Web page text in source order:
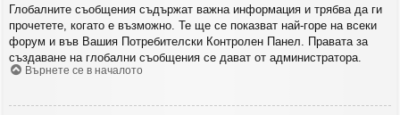
Глобалните съобщения съдържат важна информация и трябва да ги
прочетете, когато е възможно. Те ще се показват най-горе на всеки
форум и във Вашия Потребителски Контролен Панел. Правата за
създаване на глобални съобщения се дават от администратора.
Върнете се в началото